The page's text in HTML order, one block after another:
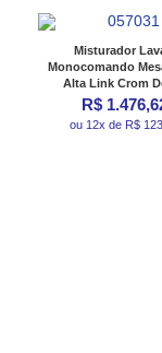
Misturador
Monocomando
Alta Link Crom
R$
ou 12x de R$